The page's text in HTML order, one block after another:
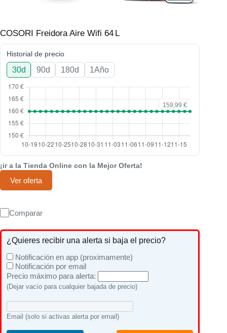
COSORI Freidora Aire Wifi 64 L
Historial de precio
30d 90d 180d 1Año
¡ir a la Tienda Online con la Mejor Oferta!
Ver oferta
Comparar
¿Quieres recibir una alerta si baja el precio?
Notificación en app (proximamente)
Notificación por email
Precio máximo para alerta:
(Dejar vacío para cualquier bajada de precio)
Email (solo si activas alerta por email)